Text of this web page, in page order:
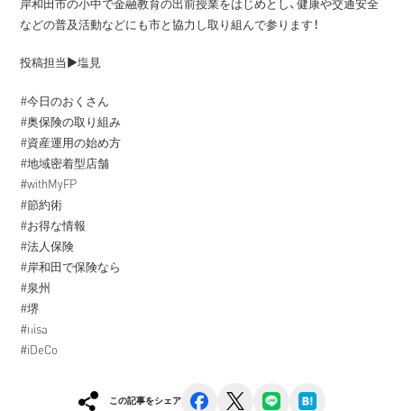
などの普及活動などにも市と協力し取り組んで参ります！
投稿担当▶️塩見
#今日のおくさん
#奥保険の取り組み
#資産運用の始め方
#地域密着型店舗
#withMyFP
#節約術
#お得な情報
#法人保険
#岸和田で保険なら
#泉州
#堺
#nisa
#iDeCo
この記事をシェア facebook line